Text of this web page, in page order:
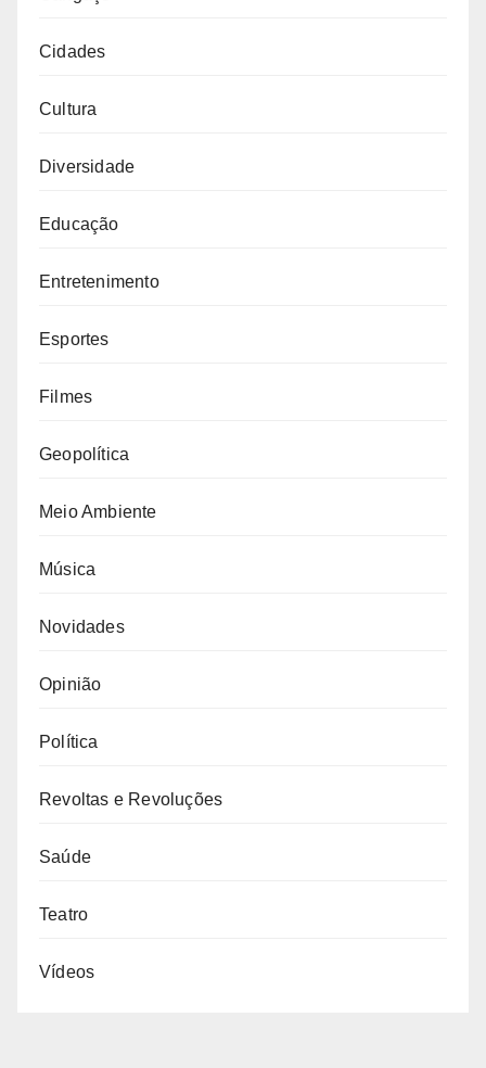
Cidades
Cultura
Diversidade
Educação
Entretenimento
Esportes
Filmes
Geopolítica
Meio Ambiente
Música
Novidades
Opinião
Política
Revoltas e Revoluções
Saúde
Teatro
Vídeos